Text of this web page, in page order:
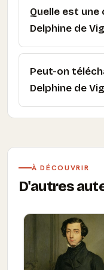
Quelle est
Delphine de
Peut-on
Delphine de
À DÉCOUVRIR
D'autres